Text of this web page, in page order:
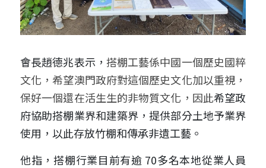
會長趙德兆表示， 搭棚工藝係中國一個歷史國粹
文化，希望澳門政府對這個歷史文化加以重視，
保好一個還在活生生的非物質文化，因此希望政
府協助搭棚業界和建築界，提供部分土地予業界
使用，以此存放竹棚和傳承非遺工藝。
他指，搭棚行業目前有逾 70多名本地從業人員